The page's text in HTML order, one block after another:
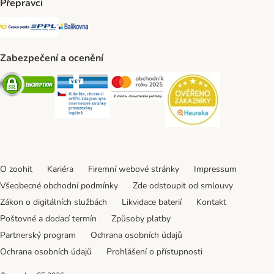
Přepravci
Česká pošta Shipping Method
PPL Shipping Method
Balíkovna Shipping Method
Zabezpečení a ocenění
Security Security Security
O zoohit Kariéra Firemní webové stránky
Impressum
Všeobecné obchodní podmínky
Zde odstoupit od smlouvy
Zákon o digitálních službách
Likvidace baterií
Kontakt
Poštovné a dodací termín
Způsoby platby
Partnerský program
Ochrana osobních údajů
Ochrana osobních údajů
Prohlášení o přístupnosti